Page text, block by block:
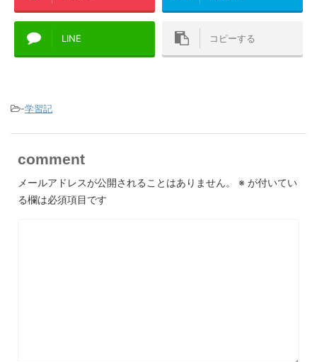
LINE コピーする
-学習記
comment
メールアドレスが公開されることはありません。 ※ が付いてい
る欄は必須項目です